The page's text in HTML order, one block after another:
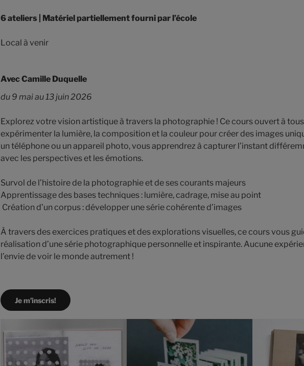
6 ateliers | Matériel partiellement fourni par l’école
Local à venir
AvecCamille Duquelle
du 9 mai au 13 juin 2026
Explorez votre vision artistique à travers la photographie ! Ce cours ouvert à
expérimenter la lumière, la composition et la couleur pour créer des images
un téléphone ou un appareil photo, vous apprendrez à capturer l’instant
avec les perspectives et les émotions.
Survol de l’histoire de la photographie et de ses courants majeurs
Apprentissage des bases techniques : lumière, cadrage, mise au point
Création d’un corpus : développer une série cohérente d’images
À travers des exercices pratiques et des explorations visuelles, ce cours vous
réalisation d’une série photographique personnelle et inspirante. Aucune
l’envie de voir le monde autrement !
Je m’inscris!